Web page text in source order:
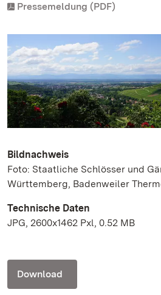
Pressemeldung (PDF)
Bildnachweis
Foto: Staatliche Schlösser und
Württemberg, Badenweiler
Technische Daten
JPG, 2600x1462 Pxl, 0.52 MB
Download